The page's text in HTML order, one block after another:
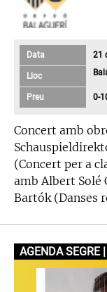
Data 21
Lloc
Preu 0-
Concert amb
(Concert per a
amb Albert Solé
Bartók (Danses
AGENDA SEGRE